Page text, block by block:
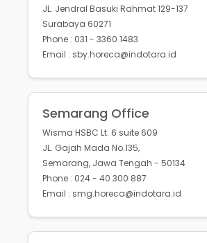
JL. Jendral Basuki Rahmat 129-137
Surabaya 60271
Phone : 031 - 3360 1483
Email : sby.horeca@indotara.id
Semarang Office
Wisma HSBC Lt. 6 suite 609
JL. Gajah Mada No.135,
Semarang, Jawa Tengah - 50134
Phone : 024 - 40 300 887
Email : smg.horeca@indotara.id